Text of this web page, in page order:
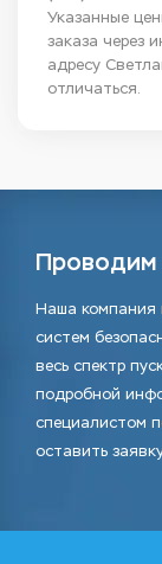
Указанные
заказа через
адресу
отличаться.
Проводим
Наша компания
систем
весь спектр
подробной
специалистом
оставить